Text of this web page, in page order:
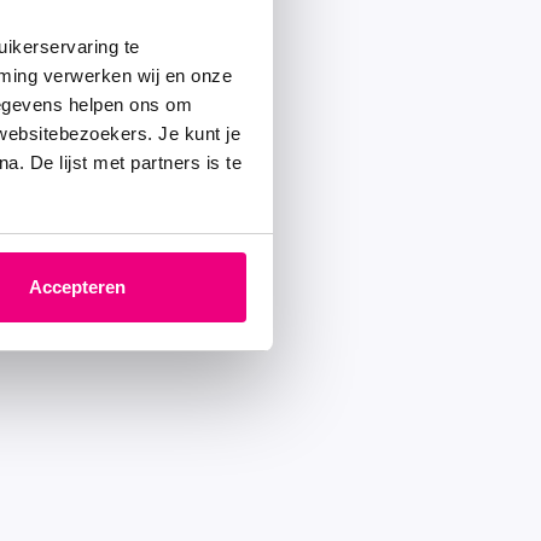
te
verwerken wij en onze
helpen ons om
Je kunt je
De lijst met partners is te
Accepteren